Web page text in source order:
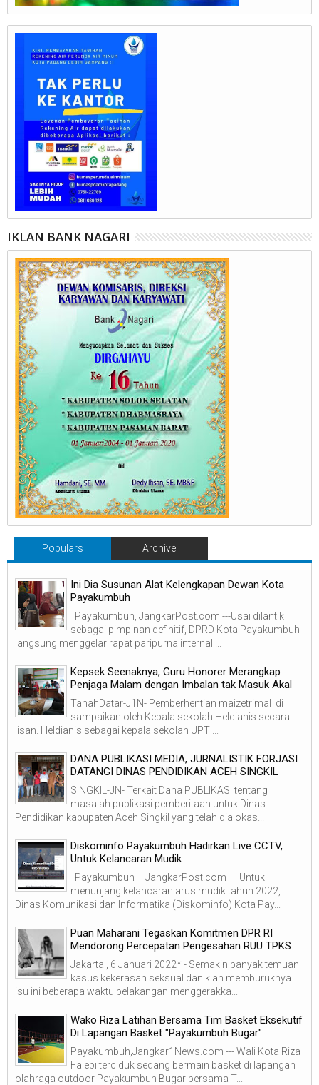
IKLAN BANK NAGARI
Populars Archive
Ini Dia Susunan Alat Kelengkapan Dewan Kota
Payakumbuh
Payakumbuh, JangkarPost.com ---Usai dilantik
sebagai pimpinan definitif, DPRD Kota Payakumbuh
langsung menggelar rapat paripurna internal ...
Kepsek Seenaknya, Guru Honorer Merangkap
Penjaga Malam dengan Imbalan tak Masuk Akal
TanahDatar-J1N- Pemberhentian maizetrimal di
sampaikan oleh Kepala sekolah Heldianis secara
lisan. Heldianis sebagai kepala sekolah UPT ...
DANA PUBLIKASI MEDIA, JURNALISTIK FORJASI
DATANGI DINAS PENDIDIKAN ACEH SINGKIL
SINGKIL-JN- Terkait Dana PUBLIKASI tentang
masalah publikasi pemberitaan untuk Dinas
Pendidikan kabupaten Aceh Singkil yang telah dialokas...
Diskominfo Payakumbuh Hadirkan Live CCTV,
Untuk Kelancaran Mudik
Payakumbuh | JangkarPost.com – Untuk
menunjang kelancaran arus mudik tahun 2022,
Dinas Komunikasi dan Informatika (Diskominfo) Kota Pay...
Puan Maharani Tegaskan Komitmen DPR RI
Mendorong Percepatan Pengesahan RUU TPKS
Jakarta , 6 Januari 2022* - Semakin banyak temuan
kasus kekerasan seksual dan kian memburuknya
isu ini beberapa waktu belakangan menggerakka...
Wako Riza Latihan Bersama Tim Basket Eksekutif
Di Lapangan Basket "Payakumbuh Bugar"
Payakumbuh,Jangkar1News.com --- Wali Kota Riza
Falepi terciduk sedang bermain basket di lapangan
olahraga outdoor Payakumbuh Bugar bersama T...